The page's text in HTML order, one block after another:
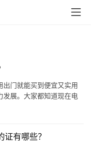
出门就能买到便宜又实用
发展。大家都知道现在电
有哪些？